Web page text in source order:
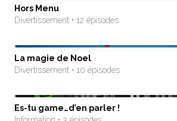
Hors Menu
Divertissement • 12 épisodes
La magie de Noel
Divertissement • 10 épisodes
Es-tu game…d’en parler !